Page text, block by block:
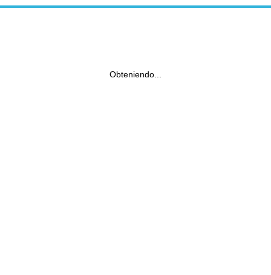
Obteniendo...